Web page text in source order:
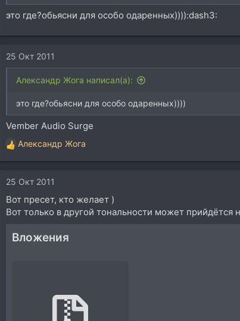
это где?обьясни для особо одаренных)))):dash3:
25 Окт 2011
Александр Жога написал(а):
это где?обьясни для особо одаренных))))
Vember Audio Surge
Р
е
к
и
и
Александр Жога
25 Окт 2011
Вот пресет, кто желает )
Вот только в другой тональности может прийдётся
Вложения